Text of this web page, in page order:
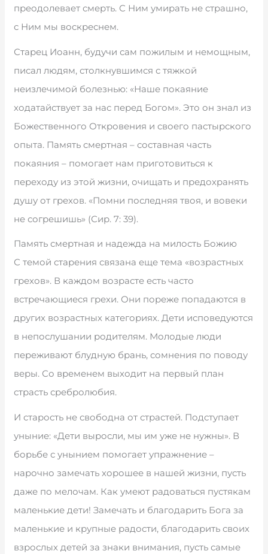
преодолевает смерть. С Ним умирать не страшно,
с Ним мы воскреснем.
Старец Иоанн, будучи сам пожилым и немощным,
писал людям, столкнувшимся с тяжкой
неизлечимой болезнью: «Наше покаяние
ходатайствует за нас перед Богом». Это он знал из
Божественного Откровения и своего пастырского
опыта. Память смертная – составная часть
покаяния – помогает нам приготовиться к
переходу из этой жизни, очищать и предохранять
душу от грехов. «Помни последняя твоя, и вовеки
не согрешишь» (Сир. 7: 39).
Память смертная и надежда на милость Божию
С темой старения связана еще тема «возрастных
грехов». В каждом возрасте есть часто
встречающиеся грехи. Они пореже попадаются в
других возрастных категориях. Дети исповедуются
в непослушании родителям. Молодые люди
переживают блудную брань, сомнения по поводу
веры. Со временем выходит на первый план
страсть сребролюбия.
И старость не свободна от страстей. Подступает
уныние: «Дети выросли, мы им уже не нужны». В
борьбе с унынием помогает упражнение –
нарочно замечать хорошее в нашей жизни, пусть
даже по мелочам. Как умеют радоваться пустякам
маленькие дети! Замечать и благодарить Бога за
маленькие и крупные радости, благодарить своих
взрослых детей за знаки внимания, пусть самые